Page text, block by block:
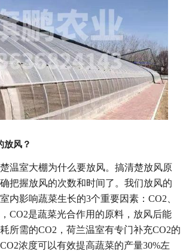
放风？
温室大棚为什么要放风。搞清楚放风原
把握放风的次数和时间了。我们放风的
内影响蔬菜生长的3个重要因素：CO2、
CO2是蔬菜光合作用的原料，放风后能
所需的CO2，荷兰温室有专门补充CO2的
浓度可以有效提高蔬菜的产量30%左